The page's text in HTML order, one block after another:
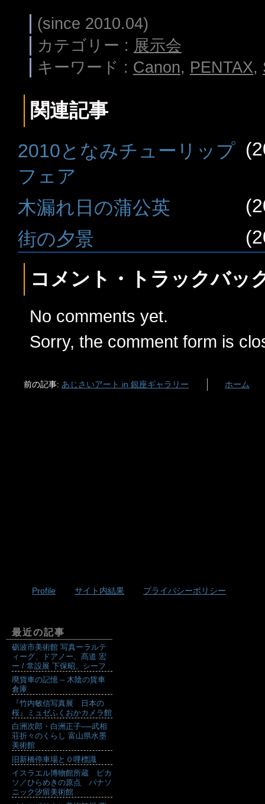
(since 2010.04)
カテゴリー : 展示会
キーワード : Canon, PENTAX,
関連記事
2010となみチューリップ
フェア
木漏れ日の蒲公英
街の夕景
コメント・トラックバッ
No comments yet.
Sorry, the comment form is
前の記事: あじさいアート in 銀座ギャラリー ホーム
Profile サイト内結果 プライバシーポリシー
最近の記事
砺波市美術館 写真ーラルテ
ィーグ、ドアノー、髙道 宏
ー / 常設展 下保昭、シーフ
廃貨車の記憶 – 木陰の貨車
倉庫
『竹内敏信写真展 日本の
桜』ミュゼふくおかカメラ館
白洲次郎・白洲正子──武相
荘折々のくらし 富山県水墨
美術館
旧新橋停車場と０哩標識
イスラエル博物館所蔵 ピカ
ソ／ひらめきの原点 パナソ
ニック汐留美術館